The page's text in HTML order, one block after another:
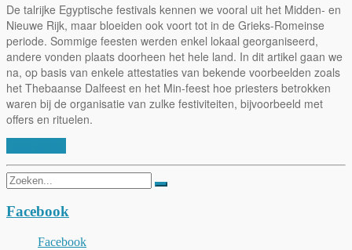
De talrijke Egyptische festivals kennen we vooral uit het Midden- en
Nieuwe Rijk, maar bloeiden ook voort tot in de Grieks-Romeinse
periode. Sommige feesten werden enkel lokaal georganiseerd,
andere vonden plaats doorheen het hele land. In dit artikel gaan we
na, op basis van enkele attestaties van bekende voorbeelden zoals
het Thebaanse Dalfeest en het Min-feest hoe priesters betrokken
waren bij de organisatie van zulke festiviteiten, bijvoorbeeld met
offers en rituelen.
Zoeken
naar:
Facebook
Facebook